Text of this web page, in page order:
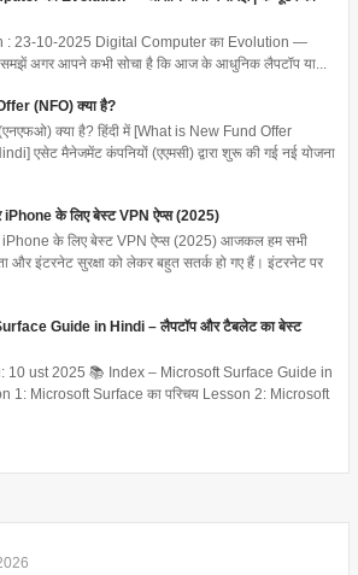
: 23-10-2025 Digital Computer का Evolution —
समझें अगर आपने कभी सोचा है कि आज के आधुनिक लैपटॉप या...
(NFO) क्या है?
क्या है? हिंदी में [What is New Fund Offer
एसेट मैनेजमेंट कंपनियों (एएमसी) द्वारा शुरू की गई नई योजना
के लिए बेस्ट VPN ऐप्स (2025)
के लिए बेस्ट VPN ऐप्स (2025) आजकल हम सभी
और इंटरनेट सुरक्षा को लेकर बहुत सतर्क हो गए हैं। इंटरनेट पर
Guide in Hindi – लैपटॉप और टैबलेट का बेस्ट
10 ust 2025 📚 Index – Microsoft Surface Guide in
1: Microsoft Surface का परिचय Lesson 2: Microsoft